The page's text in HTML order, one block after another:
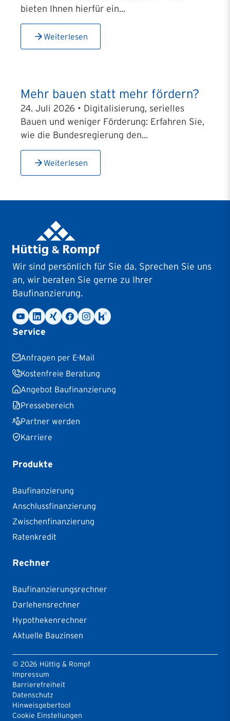
bieten Ihnen hierfür ein...
Weiterlesen
Mehr bauen statt mehr fördern?
24. Juli 2026 • Digitalisierung, serielles
Bauen und weniger Förderung: Erfahren Sie,
wie die Bundesregierung den...
Weiterlesen
Wir sind persönlich für Sie da. Sprechen Sie uns
an, wir beraten Sie gerne zu Ihrer
Baufinanzierung.
Service
Anfragen per E-Mail
Kostenfreie Beratung
Angebot Baufinanzierung
Pressebereich
Partner werden
Karriere
Produkte
Baufinanzierung
Anschlussfinanzierung
Zwischenfinanzierung
Ratenkredit
Rechner
Baufinanzierungsrechner
Darlehensrechner
Hypothekenrechner
Aktuelle Bauzinsen
© 2026 Hüttig & Rompf
Impressum
Barrierefreiheit
Datenschutz
Hinweisgebertool
Cookie Einstellungen